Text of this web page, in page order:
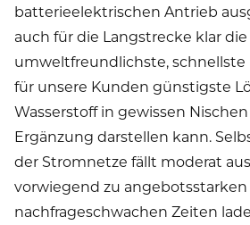
batterieelektrischen Antrieb
auch für die Langstrecke klar die
umweltfreundlichste,
für unsere Kunden günstigste
Wasserstoff in gewissen
Ergänzung darstellen kann.
der Stromnetze fällt moderat
vorwiegend zu
nachfrageschwachen Zeiten